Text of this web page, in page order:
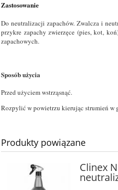
Zastosowanie
Do neutralizacji zapachów. Zwalcza i
przykre zapachy zwierzęce (pies, kot,
zapachowych.
Sposób użycia
Przed użyciem wstrząsnąć.
Rozpylić w powietrzu kierując strumień w
Produkty powiązane
Clinex